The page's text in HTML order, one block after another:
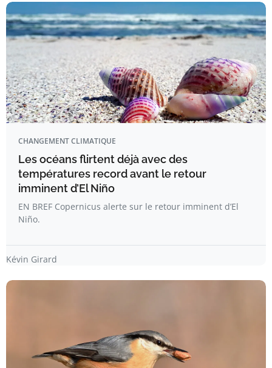
CHANGEMENT CLIMATIQUE
Les océans flirtent déjà avec des
températures record avant le retour
imminent d’El Niño
EN BREF Copernicus alerte sur le retour imminent d’El
Niño.
Kévin Girard